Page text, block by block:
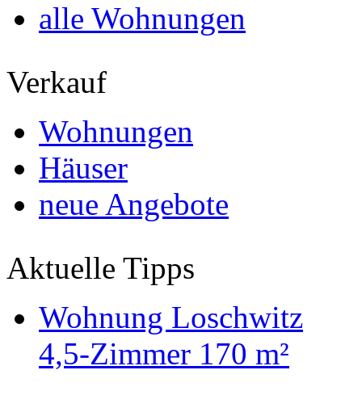
alle Wohnungen
Verkauf
Wohnungen
Häuser
neue Angebote
Aktuelle Tipps
Wohnung Loschwitz
4,5-Zimmer 170 m²